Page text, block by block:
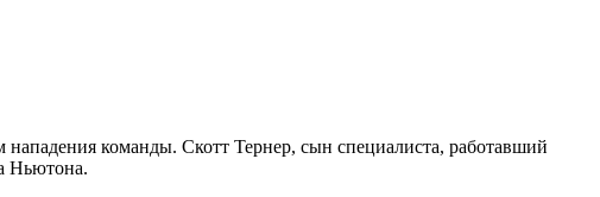
команды. Скотт Тернер, сын специалиста, работавший
Ньютона.